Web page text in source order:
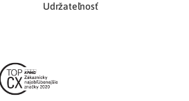
Udržateľnosť